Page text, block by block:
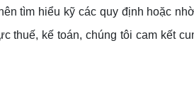
tìm hiểu kỹ các quy định hoặc
kế toán, chúng tôi cam kết